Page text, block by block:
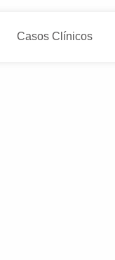
Casos Clínicos